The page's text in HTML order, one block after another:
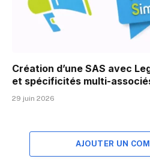
Création d’une SAS avec
et spécificités multi-
29 juin 2026
AJOUTER UN